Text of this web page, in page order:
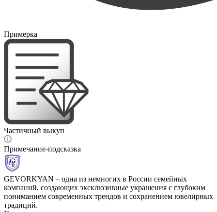
Примерка
Частичный выкуп
Примечание-подсказка
GEVORKYAN – одна из немногих в России семейных
компаний, создающих эксклюзивные украшения с глубоким
пониманием современных трендов и сохранением ювелирных
традиций.